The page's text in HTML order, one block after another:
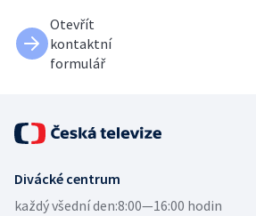
Otevřít
kontaktní
formulář
Divácké centrum
každý všední den:8:00—16:00 hodin